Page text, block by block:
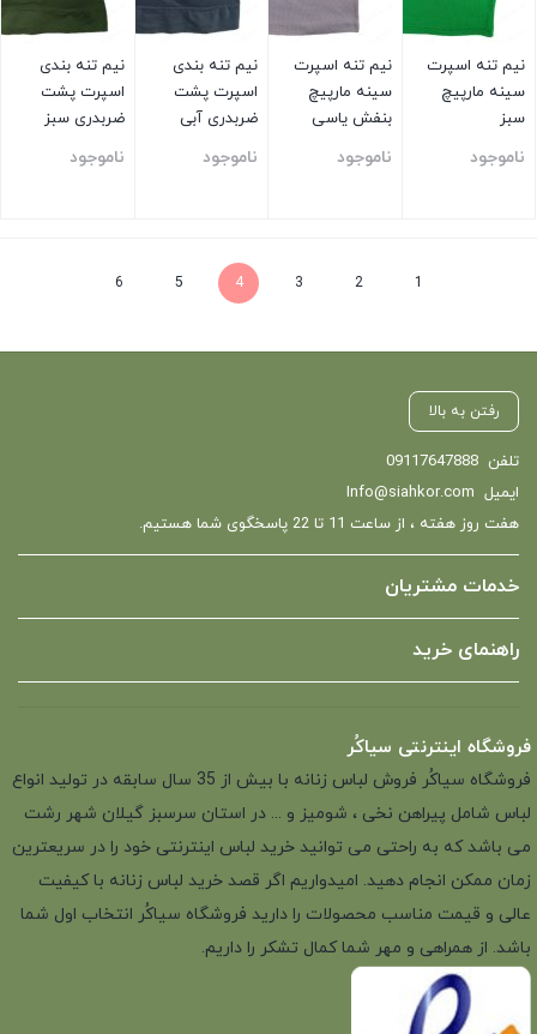
نیم تنه اسپرت
سینه مارپیچ
سبز
ناموجود
نیم تنه اسپرت
سینه مارپیچ
بنفش یاسی
ناموجود
نیم تنه بندی
اسپرت پشت
ضربدری آبی
ناموجود
نیم تنه بندی
اسپرت پشت
ضربدری سبز
ناموجود
1
2
3
4
5
6
رفتن به بالا
تلفن 09117647888
ایمیل Info@siahkor.com
هفت روز هفته ، از ساعت 11 تا 22 پاسخگوی شما هستیم.
خدمات مشتریان
راهنمای خرید
فروشگاه اینترنتی سیاکُر
فروشگاه سیاکُر فروش لباس زنانه با بیش از 35 سال سابقه در تولید انواع
لباس شامل پیراهن نخی ، شومیز و ... در استان سرسبز گیلان شهر رشت
می باشد که به راحتی می توانید خرید لباس اینترنتی خود را در سریعترین
زمان ممکن انجام دهید. امیدواریم اگر قصد خرید لباس زنانه با کیفیت
عالی و قیمت مناسب محصولات را دارید فروشگاه سیاکُر انتخاب اول شما
باشد. از همراهی و مهر شما کمال تشکر را داریم.